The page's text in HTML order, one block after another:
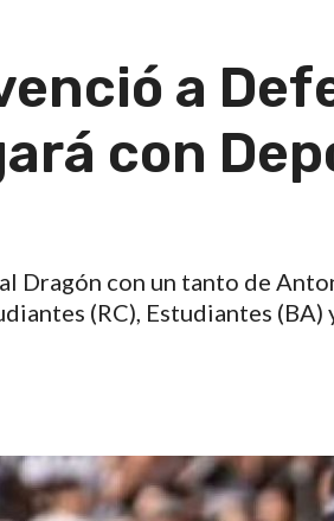
a
con
Dragón con un tanto de
(RC), Estudiantes